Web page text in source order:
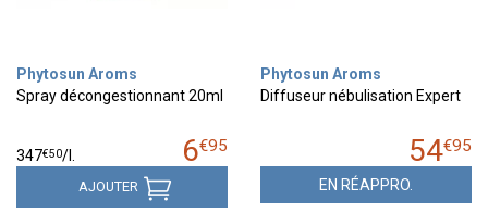
Phytosun Aroms
Spray décongestionnant 20ml
6€95
347€50/
AJOUTER
Phytosun Aroms
Diffuseur nébulisation Expert
54€95
EN RÉAPPRO.